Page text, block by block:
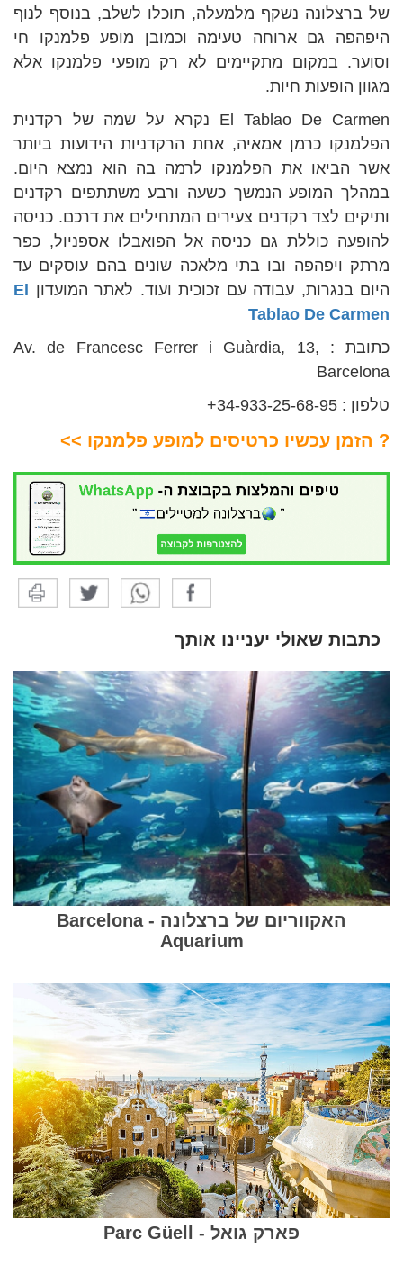
של ברצלונה נשקף מלמעלה, תוכלו לשלב, בנוסף לנוף
היפהפה גם ארוחה טעימה וכמובן מופע פלמנקו חי
וסוער. במקום מתקיימים לא רק מופעי פלמנקו אלא
מגוון הופעות חיות.
El Tablao De Carmen נקרא על שמה של רקדנית
הפלמנקו כרמן אמאיה, אחת הרקדניות הידועות ביותר
אשר הביאו את הפלמנקו לרמה בה הוא נמצא היום.
במהלך המופע הנמשך כשעה ורבע משתתפים רקדנים
ותיקים לצד רקדנים צעירים המתחילים את דרכם. כניסה
להופעה כוללת גם כניסה אל הפואבלו אספניול, כפר
מרתק ויפהפה ובו בתי מלאכה שונים בהם עוסקים עד
היום בנגרות, עבודה עם זכוכית ועוד. לאתר המועדון El
Tablao De Carmen
כתובת : Av. de Francesc Ferrer i Guàrdia, 13,
Barcelona
טלפון : 34-933-25-68-95+
? הזמן עכשיו כרטיסים למופע פלמנקו ​>>
כתבות שאולי יעניינו אותך
האקווריום של ברצלונה - Barcelona
Aquarium
פארק גואל - Parc Güell